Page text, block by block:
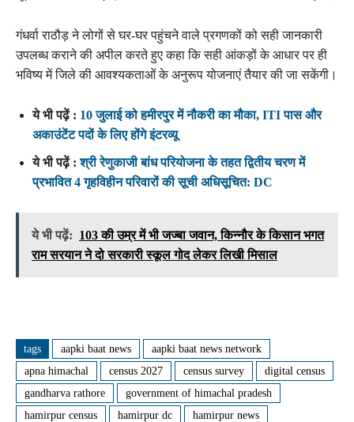
गंधर्वा राठौड़ ने लोगों से घर-घर पहुंचने वाले प्रगणकों को सही जानकारी
उपलब्ध कराने की अपील करते हुए कहा कि सही आंकड़ों के आधार पर ही
भविष्य में जिले की आवश्यकताओं के अनुरूप योजनाएं तैयार की जा सकेंगी।
ये भी पढ़ें : 10 जुलाई को हमीरपुर में नौकरी का मौका, ITI पास और
अकाउंटेंट पदों के लिए होंगे इंटरव्यू
ये भी पढ़ें :श्री रेणुकाजी बांध परियोजना के तहत द्वितीय चरण में
प्रभावित 4 गृहविहीन परिवारों की सूची अधिसूचित: DC
ये भी पढ़ें: 103 की उम्र में भी जज्बा जवान, किन्नौर के किसान भगत
राम सरयान ने दो सरकारी स्कूल गोद लेकर लिखी मिसाल
tags aapki baat news
aapki baat news network
apna himachal
census 2027 census survey
digital census
gandharva rathore
government of himachal pradesh
hamirpur census
hamirpur dc
hamirpur news